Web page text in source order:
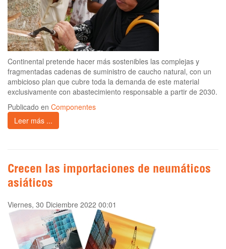
Continental pretende hacer más sostenibles las complejas y
fragmentadas cadenas de suministro de caucho natural, con un
ambicioso plan que cubre toda la demanda de este material
exclusivamente con abastecimiento responsable a partir de 2030.
Publicado en Componentes
Leer más ...
Crecen las importaciones de neumáticos
asiáticos
Viernes, 30 Diciembre 2022 00:01